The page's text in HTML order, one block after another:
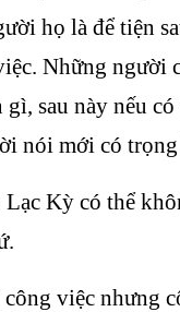
họ là để tiện
Những người
gì, sau này nếu
nói mới có
Lạc Kỳ có thể
việc nhưng